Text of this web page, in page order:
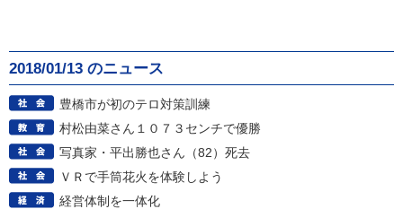
2018/01/13 のニュース
豊橋市が初のテロ対策訓練
村松由菜さん１０７３センチで優勝
写真家・平出勝也さん（82）死去
ＶＲで手筒花火を体験しよう
経営体制を一体化